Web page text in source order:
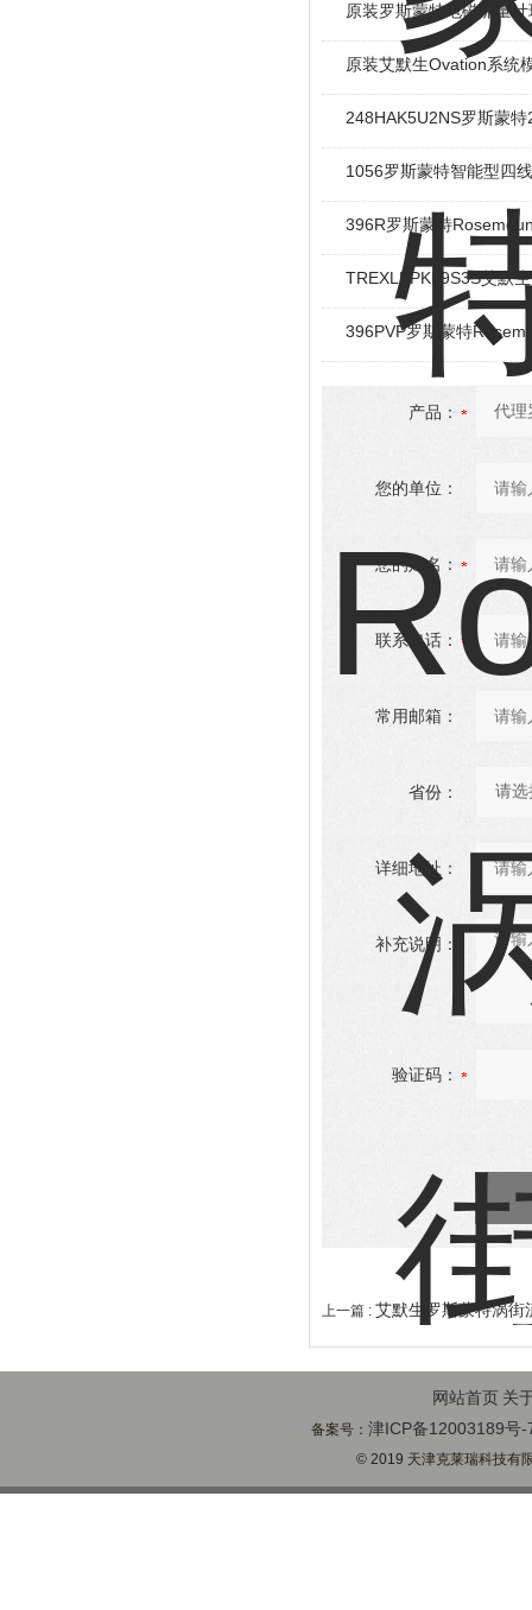
原装罗斯蒙特电磁流量
原装艾默生Ovation系统
248HAK5U2NS罗斯蒙
1056罗斯蒙特智能型四
396R罗斯蒙特
TREXLFPKL9S3S艾默
396PVP罗斯蒙特
产品：
您的单位：
您的姓名：
联系电话：
常用邮箱：
省份：
详细地址：
补充说明：
验证码：
上一篇 : 艾默生罗斯蒙特涡街
网站首页 关
备案号：津ICP备12003189号-
© 2019 天津克莱瑞科技有